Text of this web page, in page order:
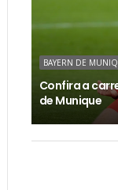
BAYERN DE
Confira a
de Munique